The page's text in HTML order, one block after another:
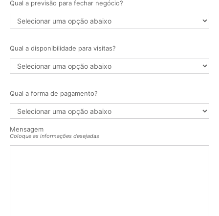
Qual a previsão para fechar negócio?
Qual a disponibilidade para visitas?
Qual a forma de pagamento?
Mensagem
Coloque as informações desejadas